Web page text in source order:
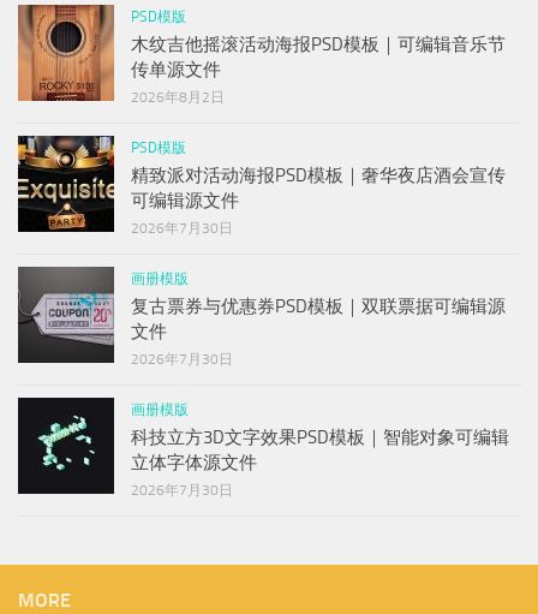
PSD模版
木纹吉他摇滚活动海报PSD模板｜可编辑音乐节
传单源文件
2026年8月2日
PSD模版
精致派对活动海报PSD模板｜奢华夜店酒会宣传
可编辑源文件
2026年7月30日
画册模版
复古票券与优惠券PSD模板｜双联票据可编辑源
文件
2026年7月30日
画册模版
科技立方3D文字效果PSD模板｜智能对象可编辑
立体字体源文件
2026年7月30日
MORE